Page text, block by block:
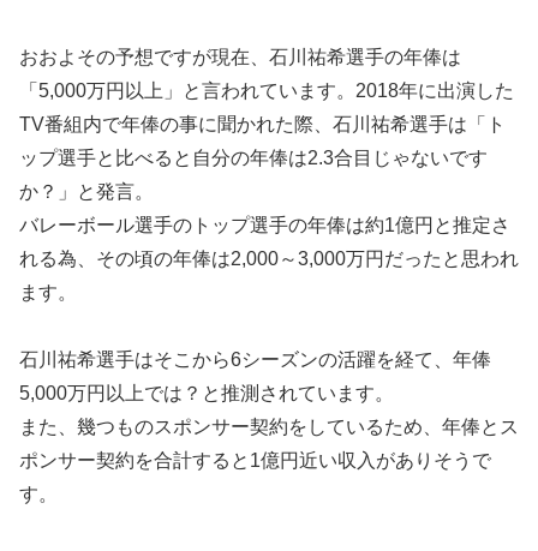
おおよその予想ですが現在、石川祐希選手の年俸は
「5,000万円以上」と言われています。2018年に出演した
TV番組内で年俸の事に聞かれた際、石川祐希選手は「ト
ップ選手と比べると自分の年俸は2.3合目じゃないです
か？」と発言。
バレーボール選手のトップ選手の年俸は約1億円と推定さ
れる為、その頃の年俸は2,000～3,000万円だったと思われ
ます。
石川祐希選手はそこから6シーズンの活躍を経て、年俸
5,000万円以上では？と推測されています。
また、幾つものスポンサー契約をしているため、年俸とス
ポンサー契約を合計すると1億円近い収入がありそうで
す。